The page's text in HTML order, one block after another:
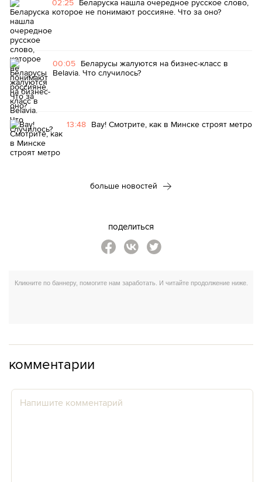
02:25 Беларуска нашла очередное русское слово,
которое не понимают россияне. Что за оно?
00:05 Беларусы жалуются на бизнес-класс в
Belavia. Что случилось?
13:48 Вау! Смотрите, как в Минске строят метро
больше новостей
поделиться
комментарии